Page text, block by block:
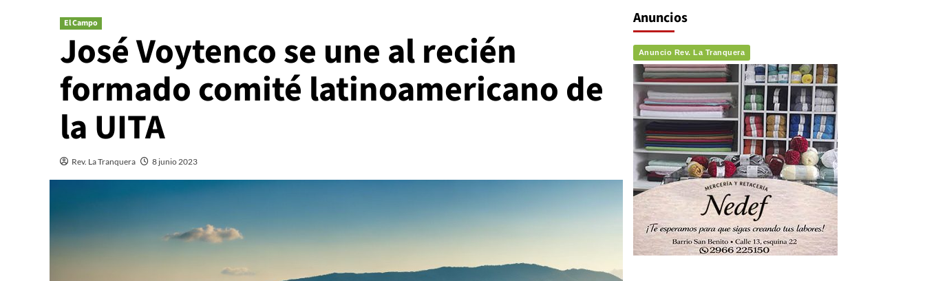
El Campo
José Voytenco se une al recién
formado comité latinoamericano de
la UITA
Rev. La Tranquera 8 junio 2023
Anuncios
Anuncio Rev. La Tranquera